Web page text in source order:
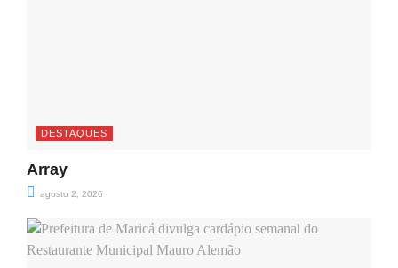
DESTAQUES
Array
agosto 2, 2026